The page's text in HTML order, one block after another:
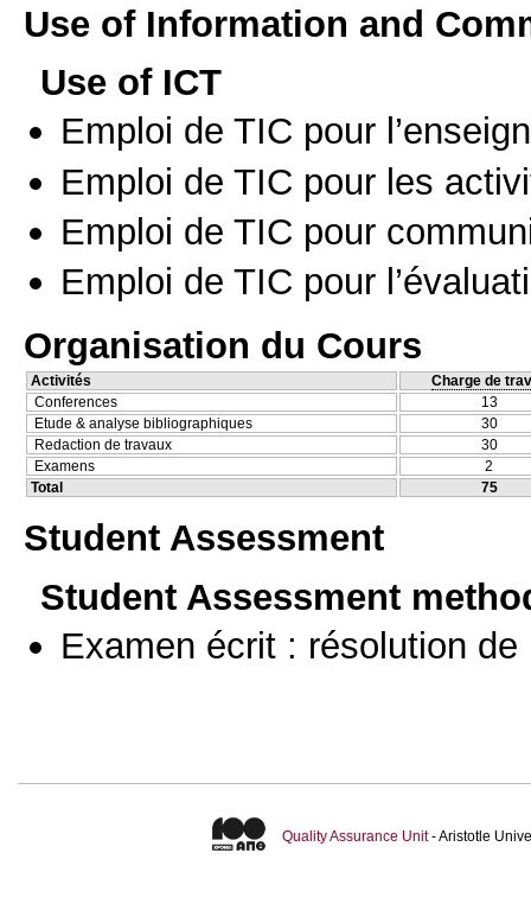
Use of Information and
Use of ICT
Emploi de TIC pour
Emploi de TIC pour les
Emploi de TIC pour
Emploi de TIC pour
Organisation du Cours
Activités
Charge de
Conferences
13
Etude & analyse bibliographiques
30
Redaction de travaux
30
Examens
2
Total
75
Student Assessment
Student Assessment
Examen écrit : résolution de
Quality Assurance Unit- Aristotle